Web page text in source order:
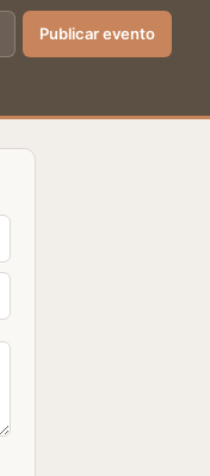
Publicar evento